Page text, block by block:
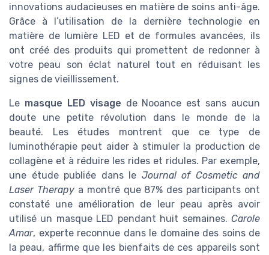
innovations audacieuses en matière de soins anti-âge.
Grâce à l’utilisation de la dernière technologie en
matière de lumière LED et de formules avancées, ils
ont créé des produits qui promettent de redonner à
votre peau son éclat naturel tout en réduisant les
signes de vieillissement.
Le masque LED visage de Nooance est sans aucun
doute une petite révolution dans le monde de la
beauté. Les études montrent que ce type de
luminothérapie peut aider à stimuler la production de
collagène et à réduire les rides et ridules. Par exemple,
une étude publiée dans le Journal of Cosmetic and
Laser Therapya montré que 87% des participants ont
constaté une amélioration de leur peau après avoir
utilisé un masque LED pendant huit semaines. Carole
Amar, experte reconnue dans le domaine des soins de
la peau, affirme que les bienfaits de ces appareils sont